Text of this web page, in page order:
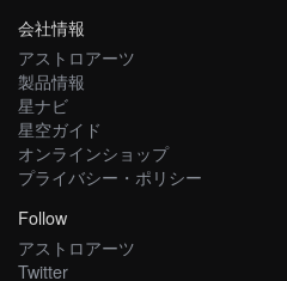
会社情報
アストロアーツ
製品情報
星ナビ
星空ガイド
オンラインショップ
プライバシー・ポリシー
Follow
アストロアーツ
Twitter